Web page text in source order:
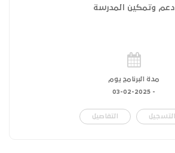
دعم وتمكين المدرسة
مدة البرنامج يوم
-
03-02-2025
التسجيل التفاصيل